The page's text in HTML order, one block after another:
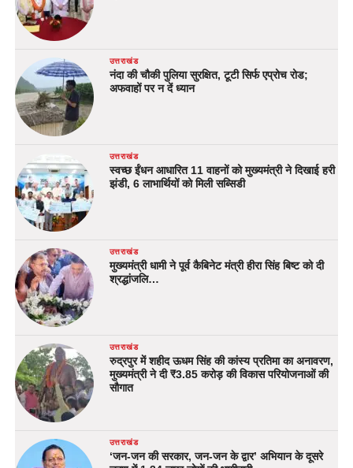
उत्तराखंड
नंदा की चौकी पुलिया सुरक्षित, टूटी सिर्फ एप्रोच रोड;
अफवाहों पर न दें ध्यान
उत्तराखंड
स्वच्छ ईंधन आधारित 11 वाहनों को मुख्यमंत्री ने दिखाई हरी
झंडी, 6 लाभार्थियों को मिली सब्सिडी
उत्तराखंड
मुख्यमंत्री धामी ने पूर्व कैबिनेट मंत्री हीरा सिंह बिष्ट को दी
श्रद्धांजलि…
उत्तराखंड
रुद्रपुर में शहीद ऊधम सिंह की कांस्य प्रतिमा का अनावरण,
मुख्यमंत्री ने दी ₹3.85 करोड़ की विकास परियोजनाओं की
सौगात
उत्तराखंड
‘जन-जन की सरकार, जन-जन के द्वार’ अभियान के दूसरे